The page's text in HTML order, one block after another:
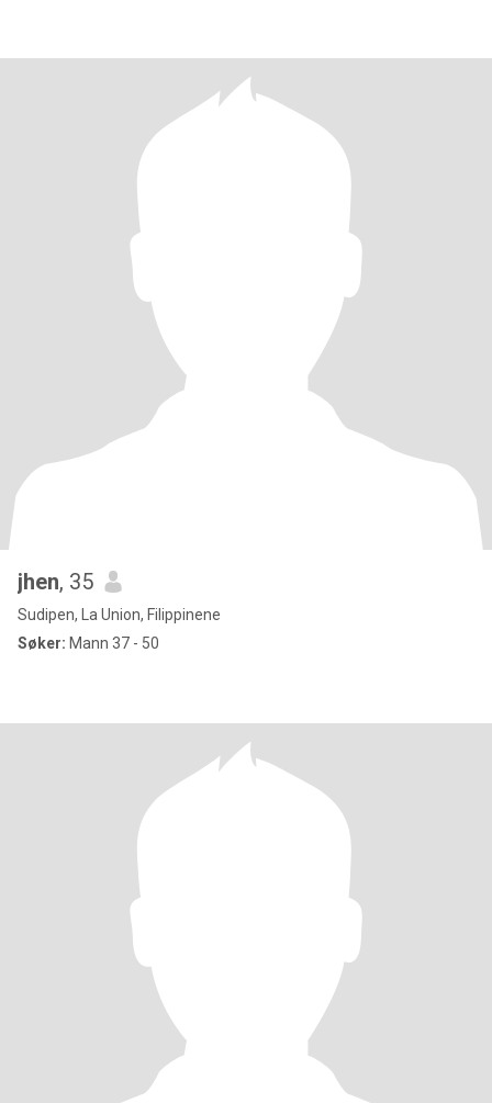
jhen, 35
Sudipen, La Union, Filippinene
Søker: Mann 37 - 50